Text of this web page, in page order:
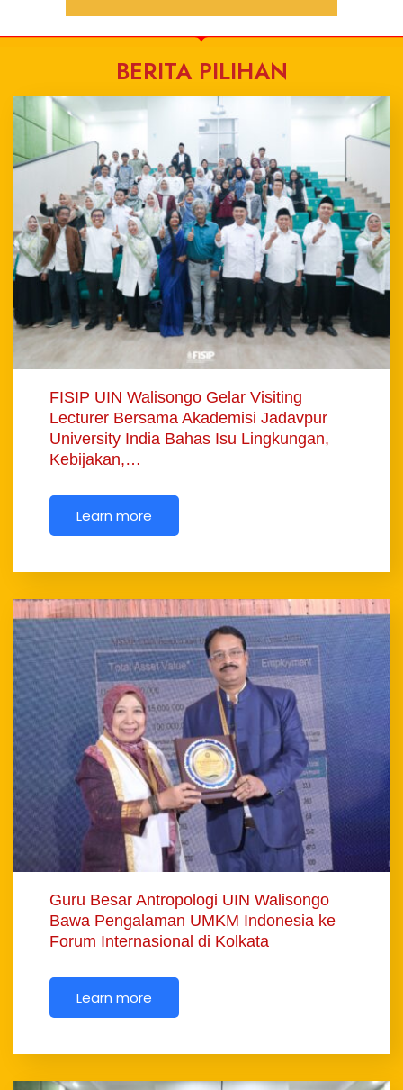
BERITA PILIHAN
FISIP UIN Walisongo Gelar Visiting
Lecturer Bersama Akademisi Jadavpur
University India Bahas Isu Lingkungan,
Kebijakan,…
Learn more
Guru Besar Antropologi UIN Walisongo
Bawa Pengalaman UMKM Indonesia ke
Forum Internasional di Kolkata
Learn more